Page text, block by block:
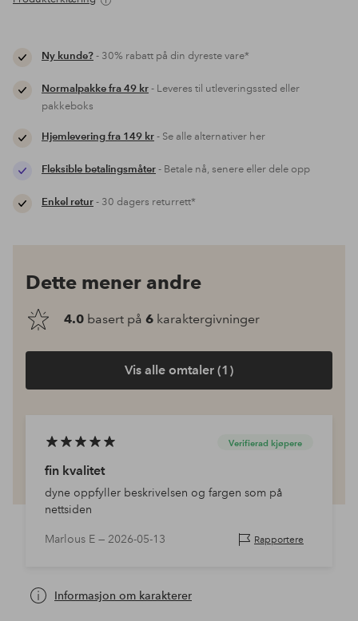
Ny kunde?- 30% rabatt på din dyreste vare*
Normalpakke fra 49 kr- Leveres til utleveringssted eller
pakkeboks
Hjemlevering fra 149 kr- Se alle alternativer her
Fleksible betalingsmåter- Betale nå, senere eller dele opp
Enkel retur- 30 dagers returrett*
Dette mener andre
4.0 basert på 6 karaktergivninger
Vis alle omtaler (1)
Verifierad kjøpere
fin kvalitet
dyne oppfyller beskrivelsen og fargen som på
nettsiden
Marlous E — 2026-05-13 Rapportere
Informasjon om karakterer